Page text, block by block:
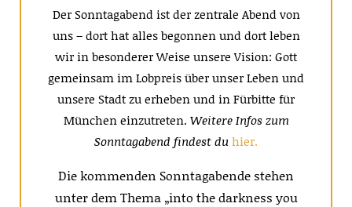
Der Sonntagabend ist der zentrale Abend von
uns – dort hat alles begonnen und dort leben
wir in besonderer Weise unsere Vision: Gott
gemeinsam im Lobpreis über unser Leben und
unsere Stadt zu erheben und in Fürbitte für
München einzutreten. Weitere Infos zum
Sonntagabend findest du hier.
Die kommenden Sonntagabende stehen
unter dem Thema „into the darkness you